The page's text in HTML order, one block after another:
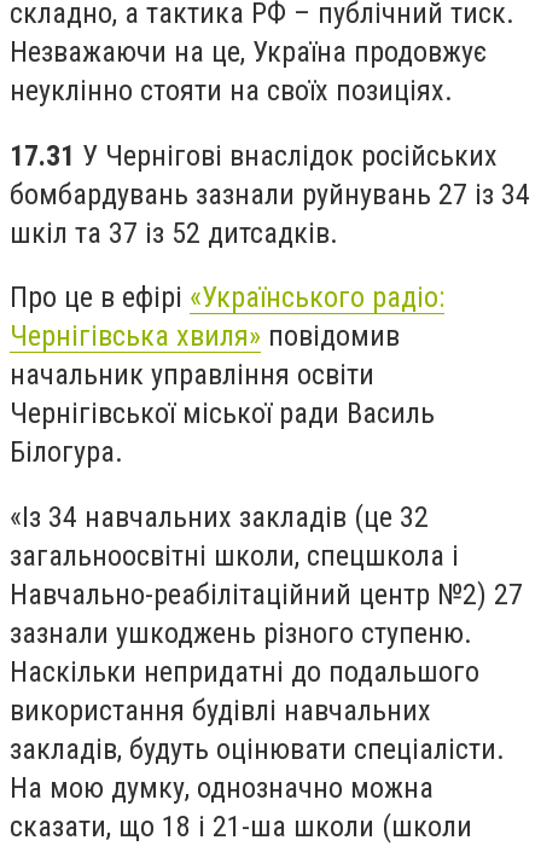
складно, а тактика РФ – публічний тиск.
Незважаючи на це, Україна продовжує
неуклінно стояти на своїх позиціях.
17.31 У Чернігові внаслідок російських
бомбардувань зазнали руйнувань 27 із 34
шкіл та 37 із 52 дитсадків.
Про це в ефірі «Українського радіо:
Чернігівська хвиля» повідомив
начальник управління освіти
Чернігівської міської ради Василь
Білогура.
«Із 34 навчальних закладів (це 32
загальноосвітні школи, спецшкола і
Навчально-реабілітаційний центр №2) 27
зазнали ушкоджень різного ступеню.
Наскільки непридатні до подальшого
використання будівлі навчальних
закладів, будуть оцінювати спеціалісти.
На мою думку, однозначно можна
сказати, що 18 і 21-ша школи (школи